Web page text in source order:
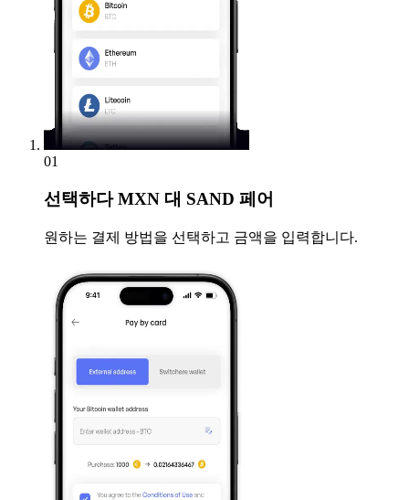
01
선택하다MXN 대 SAND 페어
원하는 결제 방법을 선택하고 금액을 입력합니다.